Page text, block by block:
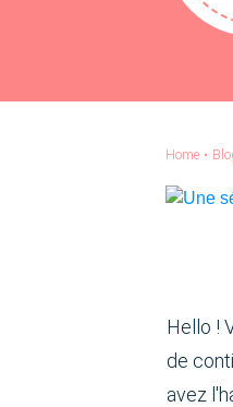
Home •
Hello !
de
avez